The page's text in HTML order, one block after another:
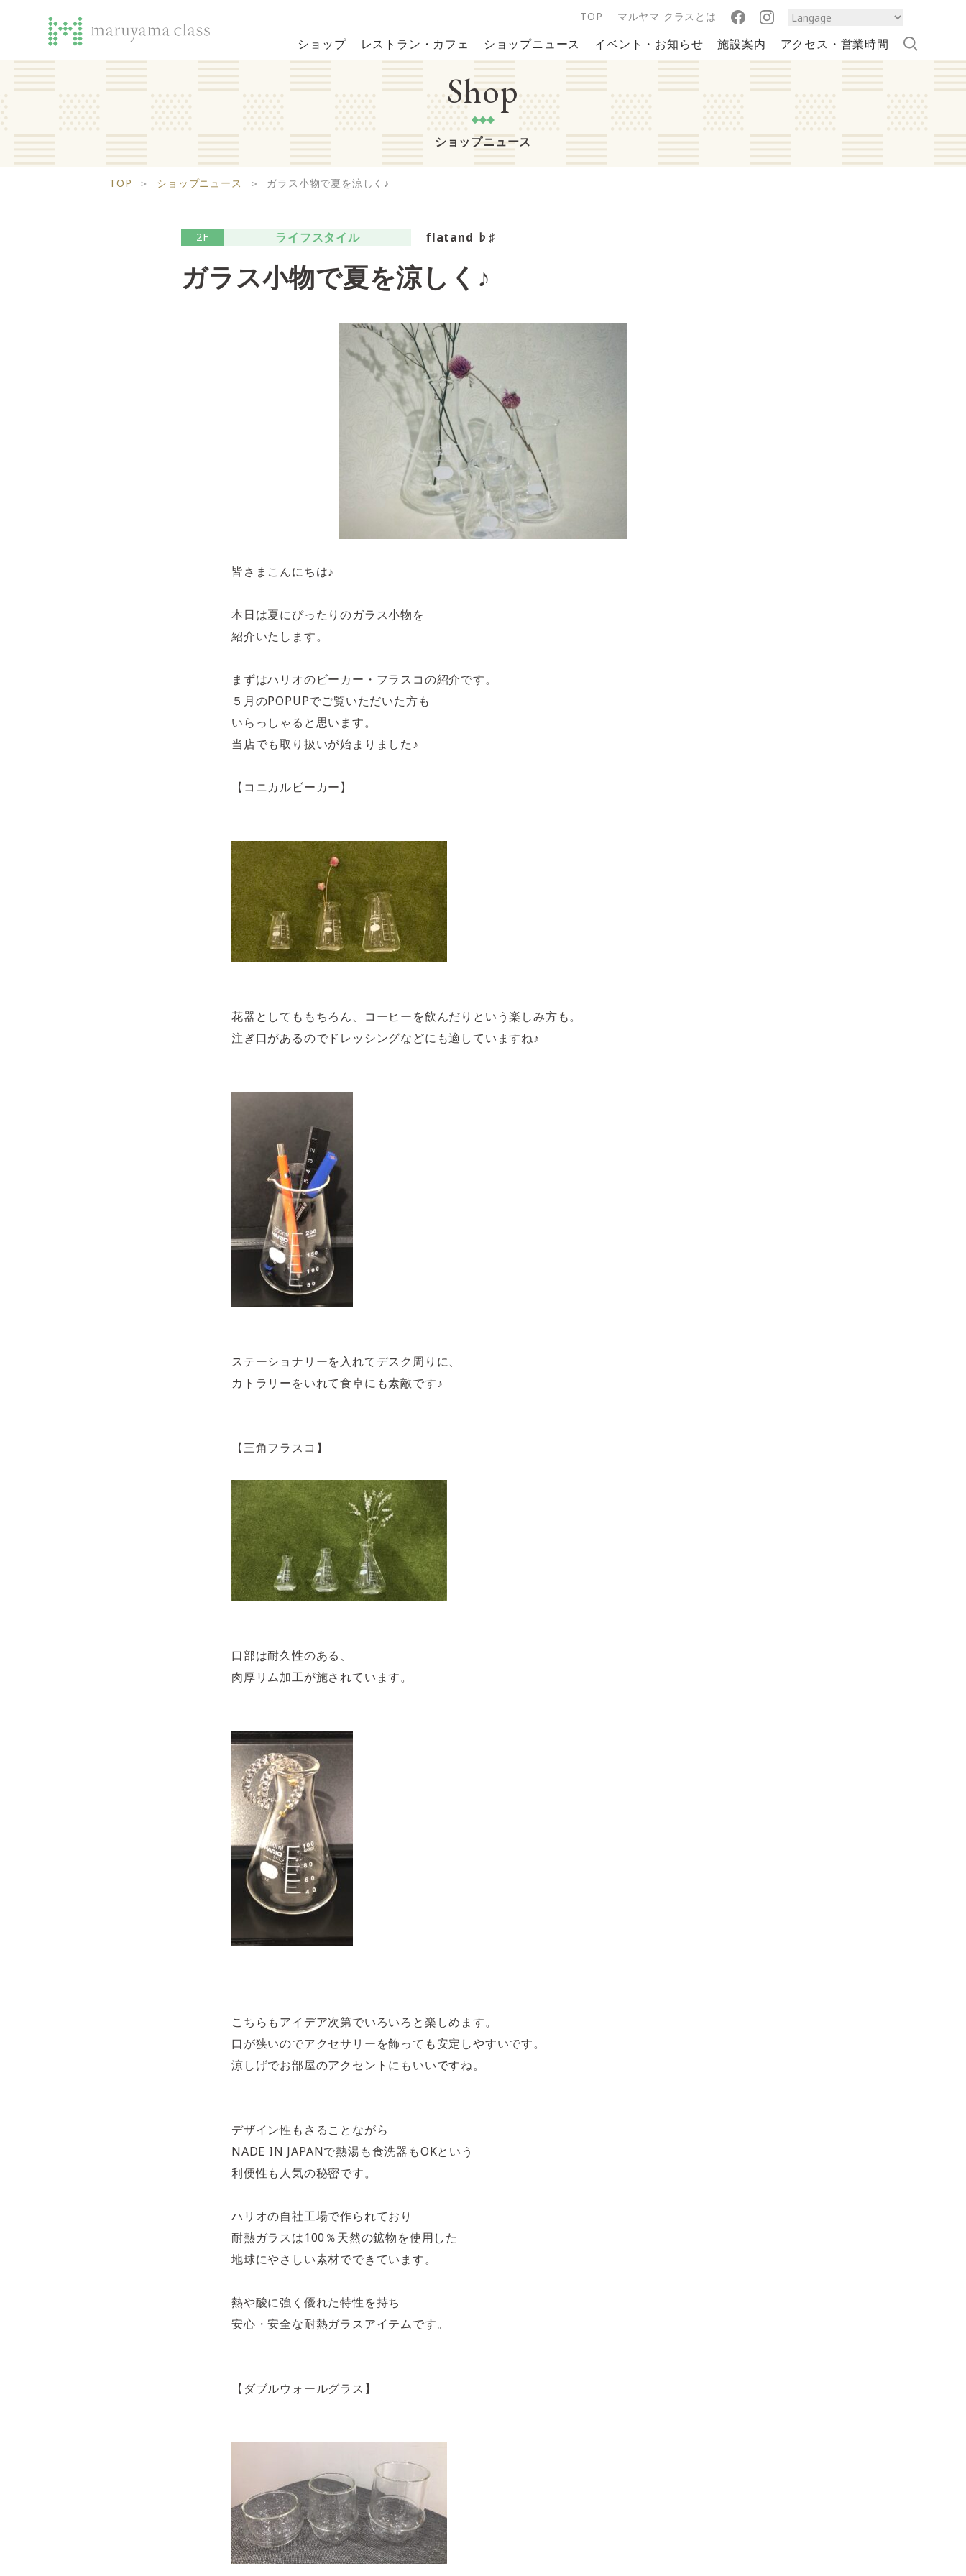
TOP マルヤマ クラスとは
ショップ レストラン・カフェ ショップニュース イベント・お知らせ 施設案内 アクセス・営業時間
Shop
ショップニュース
TOP ＞ ショップニュース ＞ ガラス小物で夏を涼しく♪
2F ライフスタイル flatand ♭♯
ガラス小物で夏を涼しく♪
皆さまこんにちは♪
本日は夏にぴったりのガラス小物を
紹介いたします。
まずはハリオのビーカー・フラスコの紹介です。
５月のPOPUPでご覧いただいた方も
いらっしゃると思います。
当店でも取り扱いが始まりました♪
【コニカルビーカー】
花器としてももちろん、コーヒーを飲んだりという楽しみ方も。
注ぎ口があるのでドレッシングなどにも適していますね♪
ステーショナリーを入れてデスク周りに、
カトラリーをいれて食卓にも素敵です♪
【三角フラスコ】
口部は耐久性のある、
肉厚リム加工が施されています。
こちらもアイデア次第でいろいろと楽しめます。
口が狭いのでアクセサリーを飾っても安定しやすいです。
涼しげでお部屋のアクセントにもいいですね。
デザイン性もさることながら
NADE IN JAPANで熱湯も食洗器もOKという
利便性も人気の秘密です。
ハリオの自社工場で作られており
耐熱ガラスは100％天然の鉱物を使用した
地球にやさしい素材でできています。
熱や酸に強く優れた特性を持ち
安心・安全な耐熱ガラスアイテムです。
【ダブルウォールグラス】